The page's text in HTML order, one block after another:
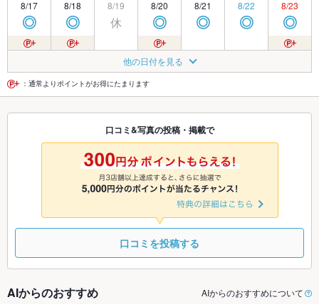
8/17
◎
8/18
◎
8/19
休
8/20
◎
8/21
◎
8/22
◎
8/23
◎
◎ ◎
8/26
休
8/27
◎
8/28
◎ ◎ ◎
8/31 9/1 9/2
休
9/3
◎
9/4
◎
9/5 9/6
9/9
休
9/10
◎
9/11
◎
9/12
他の日付を見る
：通常よりポイントがお得にたまります
口コミ&写真の投稿・掲載で
口コミを投稿する
AIからのおすすめ AIからのおすすめについて